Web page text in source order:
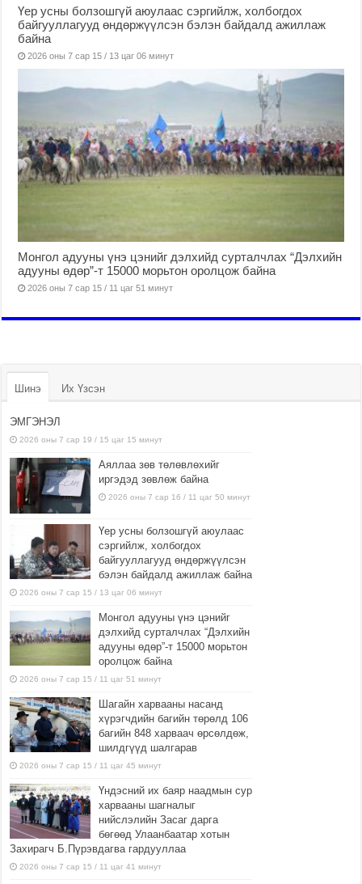
Үер усны болзошгүй аюулаас сэргийлж, холбогдох
байгууллагууд өндөржүүлсэн бэлэн байдалд ажиллаж
байна
2026 оны 7 сар 15 / 13 цаг 06 минут
Монгол адууны үнэ цэнийг дэлхийд сурталчлах “Дэлхийн
адууны өдөр”-т 15000 морьтон оролцож байна
2026 оны 7 сар 15 / 11 цаг 51 минут
Шинэ Их Үзсэн
ЭМГЭНЭЛ
2026 оны 7 сар 19 / 15 цаг 15 минут
Аяллаа зөв төлөвлөхийг
иргэдэд зөвлөж байна
2026 оны 7 сар 16 / 11 цаг 50 минут
Үер усны болзошгүй аюулаас
сэргийлж, холбогдох
байгууллагууд өндөржүүлсэн
бэлэн байдалд ажиллаж байна
2026 оны 7 сар 15 / 13 цаг 06 минут
Монгол адууны үнэ цэнийг
дэлхийд сурталчлах “Дэлхийн
адууны өдөр”-т 15000 морьтон
оролцож байна
2026 оны 7 сар 15 / 11 цаг 51 минут
Шагайн харвааны насанд
хүрэгчдийн багийн төрөлд 106
багийн 848 харваач өрсөлдөж,
шилдгүүд шалгарав
2026 оны 7 сар 15 / 11 цаг 45 минут
Үндэсний их баяр наадмын сур
харвааны шагналыг
нийслэлийн Засаг дарга
бөгөөд Улаанбаатар хотын
Захирагч Б.Пүрэвдагва гардууллаа
2026 оны 7 сар 15 / 11 цаг 41 минут